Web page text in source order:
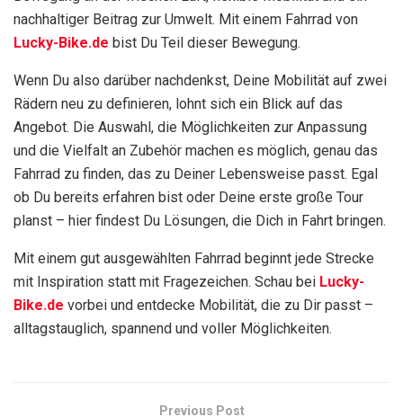
nachhaltiger Beitrag zur Umwelt. Mit einem Fahrrad von
Lucky-Bike.de bist Du Teil dieser Bewegung.
Wenn Du also darüber nachdenkst, Deine Mobilität auf zwei
Rädern neu zu definieren, lohnt sich ein Blick auf das
Angebot. Die Auswahl, die Möglichkeiten zur Anpassung
und die Vielfalt an Zubehör machen es möglich, genau das
Fahrrad zu finden, das zu Deiner Lebensweise passt. Egal
ob Du bereits erfahren bist oder Deine erste große Tour
planst – hier findest Du Lösungen, die Dich in Fahrt bringen.
Mit einem gut ausgewählten Fahrrad beginnt jede Strecke
mit Inspiration statt mit Fragezeichen. Schau bei Lucky-
Bike.de vorbei und entdecke Mobilität, die zu Dir passt –
alltagstauglich, spannend und voller Möglichkeiten.
Previous Post